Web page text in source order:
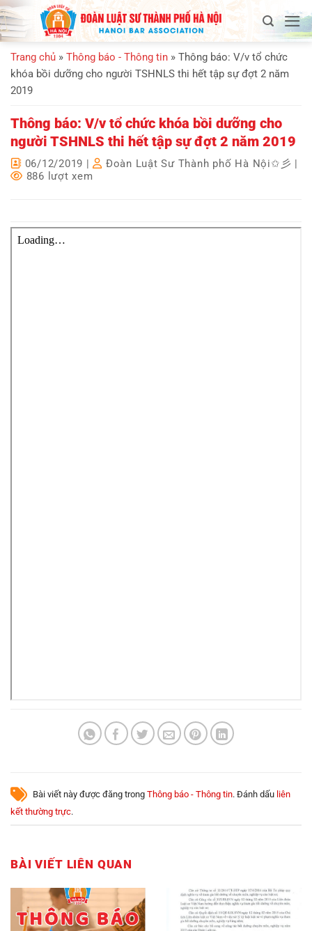
Bỏ
qua
nội
dung
Trang chủ » Thông báo - Thông tin » Thông báo: V/v tổ chức
khóa bồi dưỡng cho người TSHNLS thi hết tập sự đợt 2 năm
2019
Thông báo: V/v tổ chức khóa bồi dưỡng cho
người TSHNLS thi hết tập sự đợt 2 năm 2019
06/12/2019 | Đoàn Luật Sư Thành phố Hà Nội✩彡 |
886 lượt xem
Bài viết này được đăng trong Thông báo - Thông tin. Đánh dấu liên
kết thường trực.
BÀI VIẾT LIÊN QUAN